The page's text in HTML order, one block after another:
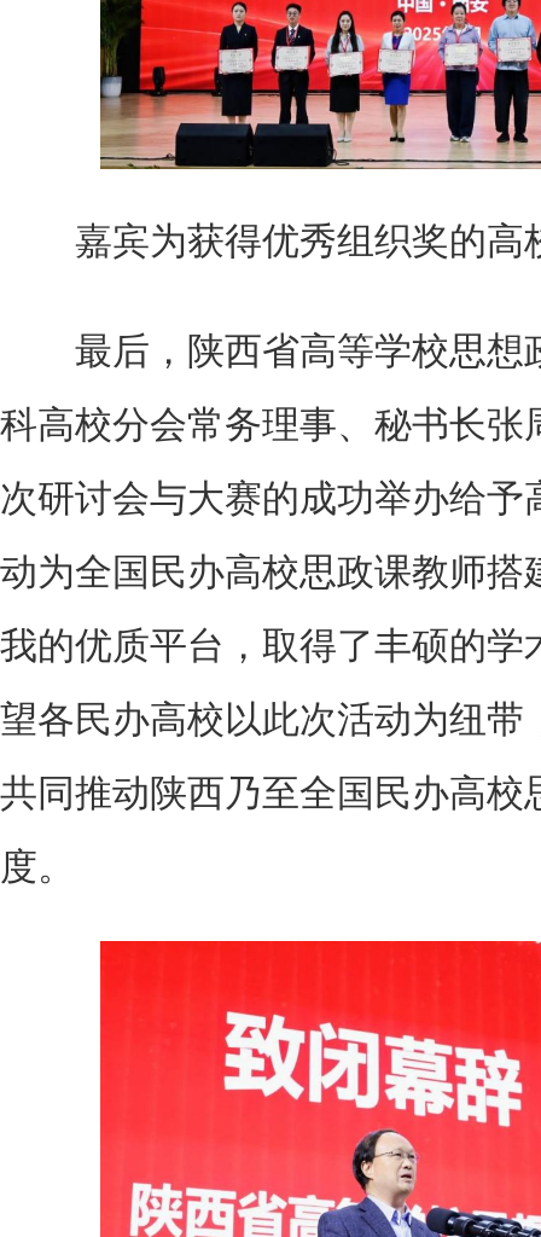
嘉宾为获得优秀组织奖的高
最后，陕西省高等学校思想
科高校分会常务理事、秘书长张
次研讨会与大赛的成功举办给
动为全国民办高校思政课教师搭
我的优质平台，取得了丰硕的学
望各民办高校以此次活动为纽带
共同推动陕西乃至全国民办高校
度。